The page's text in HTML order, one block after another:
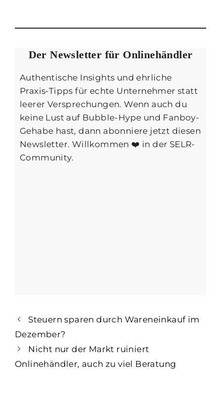
Der Newsletter für Onlinehändler
Authentische Insights und ehrliche
Praxis-Tipps für echte Unternehmer statt
leerer Versprechungen. Wenn auch du
keine Lust auf Bubble-Hype und Fanboy-
Gehabe hast, dann abonniere jetzt diesen
Newsletter. Willkommen ❤️ in der SELR-
Community.
Steuern sparen durch Wareneinkauf im
Dezember?
Nicht nur der Markt ruiniert
Onlinehändler, auch zu viel Beratung